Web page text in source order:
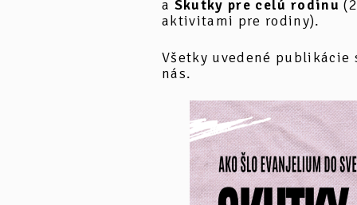
a Skutky pre celú rodinu
aktivitami pre rodiny).
Všetky uvedené
nás.